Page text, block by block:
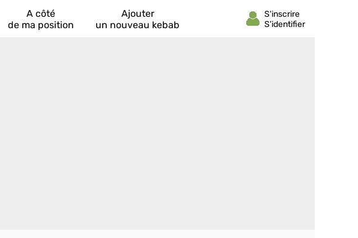
A côté
de ma position
Ajouter
un nouveau kebab